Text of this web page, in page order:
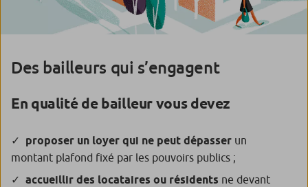
Des bailleurs qui s’engagent
En qualité de bailleur vous devez
proposer un loyer qui ne peut dépasser un
montant plafond fixé par les pouvoirs publics ;
accueillir des locataires ou résidents ne devant